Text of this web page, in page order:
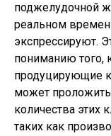
поджелудочной
реальном
экспрессируют.
пониманию того,
продуцирующие
может
количества этих
таких как